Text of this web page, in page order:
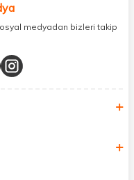
ve hızlı kargo avantajıyla
en iyi hale getiriyoruz.
her şey burada!
katılın!
medyadan bizleri takip